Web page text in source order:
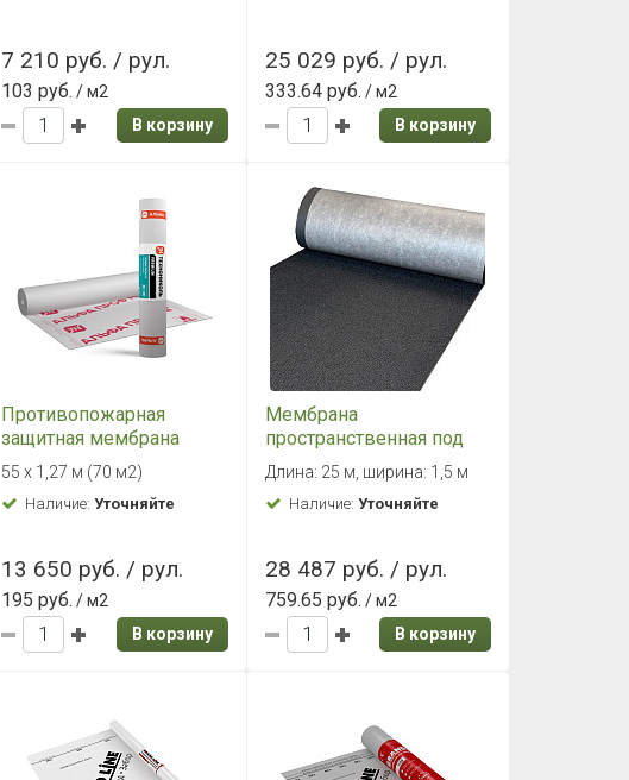
7 210 руб. / рул.
103 руб. / м2
В корзину
25 029 руб. / рул.
333.64 руб. / м2
В корзину
Противопожарная
защитная мембрана
ТехноНИКОЛЬ АЛЬФА
ПРОФ НГ, шир. 1,27 м
55 х 1,27 м (70 м2)
Наличие:Уточняйте
13 650 руб. / рул.
195 руб. / м2
В корзину
Мембрана
пространственная под
фальцевую кровлю
Grand Line Falz Vent
(37,5м2)
Длина: 25 м, ширина: 1,5 м
Наличие: Уточняйте
28 487 руб. / рул.
759.65 руб. / м2
В корзину